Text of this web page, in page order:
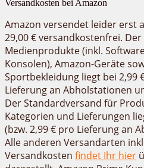
Versandkosten bei Amazon
Amazon versendet leider erst
29,00 € versandkostenfrei. Der
Medienprodukte (inkl.
Konsolen), Amazon-Geräte
Sportbekleidung liegt bei 2,99
Lieferung an Abholstationen
DerStandardversand für
Kategorien und Lieferungen
(bzw. 2,99 € pro Lieferung an
Alle anderen Versandarten
Versandkosten findet Ihr hier